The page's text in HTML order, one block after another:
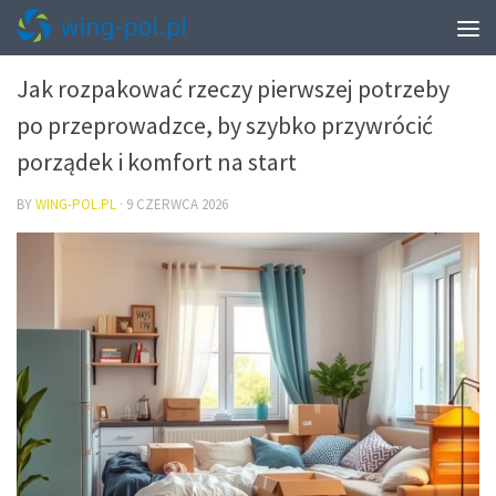
PRZEPROWADZKI – PAKOWANIE I START W NOWYM MIESZKANIU
Jak rozpakować rzeczy pierwszej potrzeby
po przeprowadzce, by szybko przywrócić
porządek i komfort na start
BYWING-POL.PL · 9 CZERWCA 2026